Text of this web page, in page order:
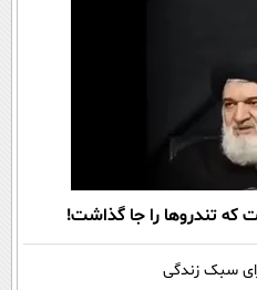
که تندروها را جا گذاشت!
سبک زندگی